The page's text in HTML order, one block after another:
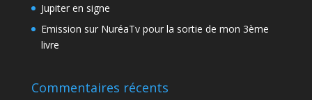
Jupiter en signe
Emission sur NuréaTv pour la sortie de mon 3ème
livre
Commentaires récents